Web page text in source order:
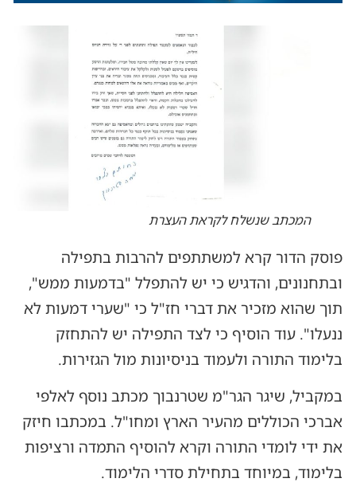
המכתב שנשלח לקראת העצרת
פוסק הדור קרא למשתתפים להרבות בתפילה
ובתחנונים, והדגיש כי יש להתפלל "בדמעות ממש",
תוך שהוא מזכיר את דברי חז"ל כי "שערי דמעות לא
ננעלו". עוד הוסיף כי לצד התפילה יש להתחזק
בלימוד התורה ולעמוד בניסיונות מול הגזירות.
במקביל, שיגר הגר"מ שטרנבוך מכתב נוסף לאלפי
אברכי הכוללים מהעיר הארץ ומחו"ל. במכתבו חיזק
את ידי לומדי התורה וקרא להוסיף התמדה ורציפות
בלימוד, במיוחד בתחילת סדרי הלימוד.